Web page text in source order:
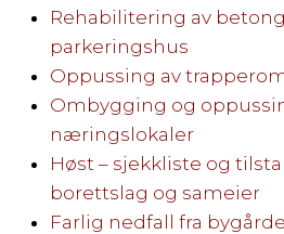
Rehabilitering av
parkeringshus
Oppussing av
Ombygging og
næringslokaler
Høst – sjekkliste og
borettslag og sameier
Farlig nedfall fra